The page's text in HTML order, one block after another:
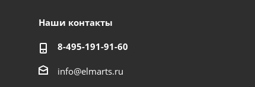
Наши контакты
8-495-191-91-60
info@elmarts.ru